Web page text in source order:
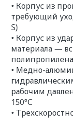
• Корпус из
требующий
S)
• Корпус из
материала —
• Медно-
рабочим
150°С
•